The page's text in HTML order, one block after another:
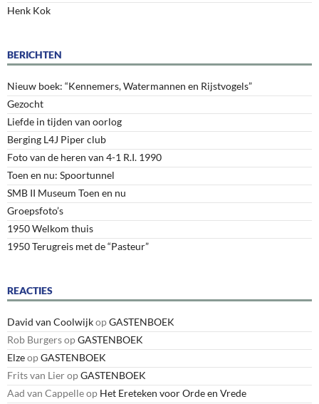
Henk Kok
BERICHTEN
Nieuw boek: “Kennemers, Watermannen en Rijstvogels”
Gezocht
Liefde in tijden van oorlog
Berging L4J Piper club
Foto van de heren van 4-1 R.I. 1990
Toen en nu: Spoortunnel
SMB II Museum Toen en nu
Groepsfoto’s
1950 Welkom thuis
1950 Terugreis met de “Pasteur”
REACTIES
David van CoolwijkopGASTENBOEK
Rob BurgersopGASTENBOEK
ElzeopGASTENBOEK
Frits van LieropGASTENBOEK
Aad van Cappelleop Het Ereteken voor Orde en Vrede